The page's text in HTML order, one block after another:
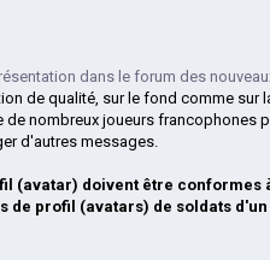
dans le forum des
de qualité, sur le fond comme sur
nombreux joueurs francophones
d'autres messages.
(avatar) doivent être conformes
profil (avatars) de soldats d'un